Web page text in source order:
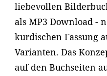
liebevollen
als MP3 Download -
kurdischen Fassung
Varianten. Das
auf den Buchseiten